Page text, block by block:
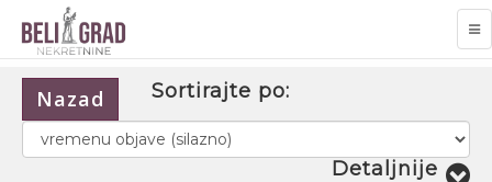
Nazad Sortirajte po:
Detaljnije